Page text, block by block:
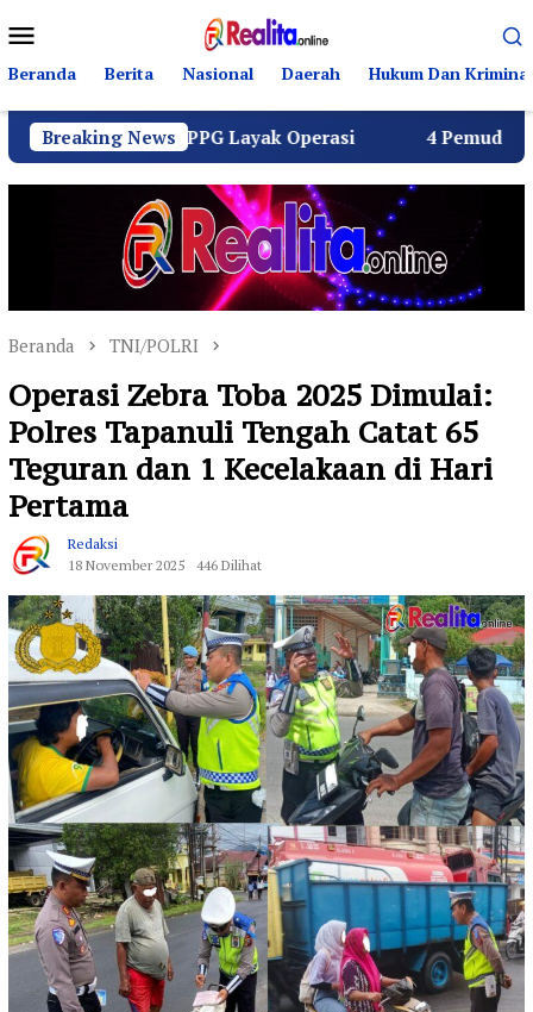
ke
kontenMobile
Beranda Berita Nasional Daerah Hukum Dan Kriminal
Breaking News
SPPG Layak Operasi 4 Pemuda Bungur Raya
Beranda TNI/POLRI
Operasi Zebra Toba 2025 Dimulai:
Polres Tapanuli Tengah Catat 65
Teguran dan 1 Kecelakaan di Hari
Pertama
Redaksi
18 November 2025
446 Dilihat